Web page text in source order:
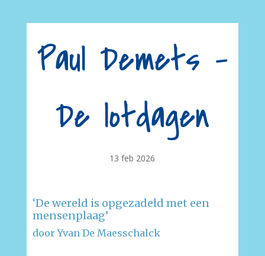
Paul Demets –
De lotdagen
13 feb 2026
‘De wereld is opgezadeld met een
mensenplaag’
door Yvan De Maesschalck